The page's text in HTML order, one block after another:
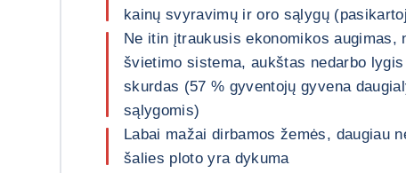
kainų svyravimų ir oro sąlygų
Ne itin įtraukusis ekonomikos augimas,
švietimo sistema, aukštas nedarbo
skurdas (57 % gyventojų gyvena
sąlygomis)
Labai mažai dirbamos žemės, daugiau
šalies ploto yra dykuma